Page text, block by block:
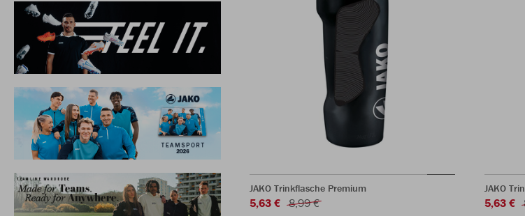
JAKO Trinkflasche Premium
5,63 € 8,99 €
JAKO
5,63 €